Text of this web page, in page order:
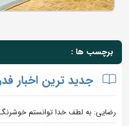
برچسب ها :
جدید ترین اخبار
رضایی: به لطف خدا توانستم